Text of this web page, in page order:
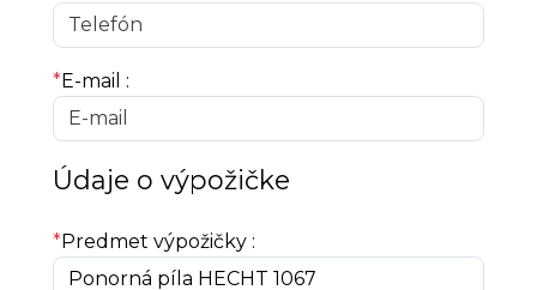
*E-mail :
Údaje o výpožičke
*Predmet výpožičky :